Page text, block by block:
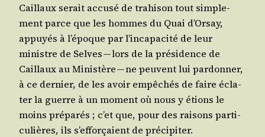
Caillaux serait accu­sé de tra­hi­son tout sim­ple­
ment parce que les hommes du Quai d’Orsay,
appuyés à l’époque par l’incapacité de leur
ministre de Selves — lors de la pré­si­dence de
Caillaux au Minis­tère — ne peuvent lui par­don­ner,
à ce der­nier, de les avoir empê­chés de faire écla­
ter la guerre à un moment où nous y étions le
moins pré­pa­rés ; c’et que, pour des rai­sons par­ti­
cu­lières, ils s’efforçaient de précipiter.